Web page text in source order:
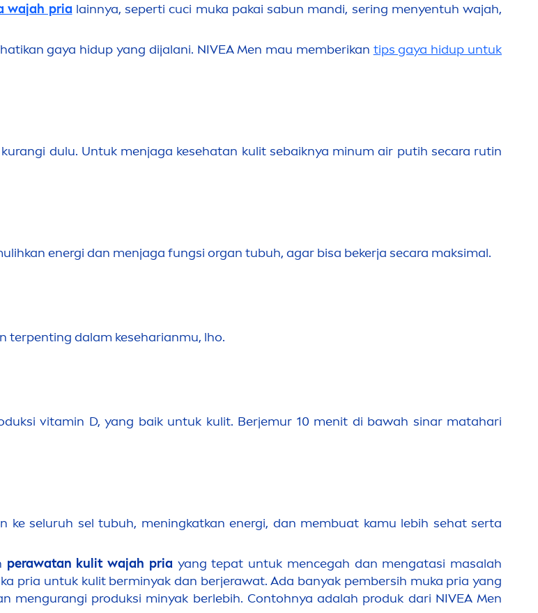
wajah prialainnya, seperti cuci muka pakai sabun mandi, sering menyentuh wajah,
gaya hidup yang dijalani. NIVEA Men mau memberikan tips gaya hidup untuk
dulu. Untuk menjaga kesehatan kulit sebaiknya minum air putih secara rutin
energi dan menjaga fungsi organ tubuh, agar bisa bekerja secara maksimal.
terpenting dalam keseharianmu, lho.
vitamin D,yang baik untuk kulit. Berjemur 10 menit di bawah sinar matahari
ke seluruh sel tubuh, meningkatkan energi, dan membuat kamu lebih sehat serta
perawatan kulit wajah priayang tepat untuk mencegah dan mengatasi masalah
pria untuk kulit berminyak dan berjerawat. Ada banyak pembersih muka pria yang
mengurangi produksi minyak berlebih. Contohnya adalah produk dari NIVEA Men